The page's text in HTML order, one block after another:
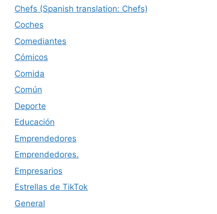
Chefs (Spanish translation: Chefs)
Coches
Comediantes
Cómicos
Comida
Común
Deporte
Educación
Emprendedores
Emprendedores.
Empresarios
Estrellas de TikTok
General